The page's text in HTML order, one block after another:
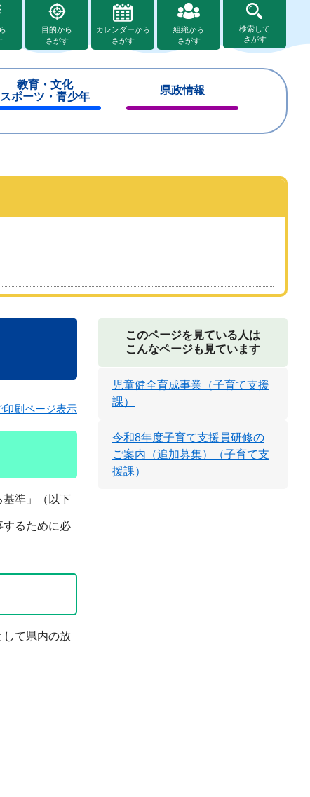
目的から
さがす
カレンダーから
さがす
組織から
さがす
検索して
さがす
教育・文化
スポーツ・青少年
県政情報
じ
印刷ページ表示
準」（以下
るために必
て県内の放
このページを見ている人は
こんなページも見ています
児童健全育成事業（子育て支援
課）
令和8年度子育て支援員研修の
ご案内（追加募集）（子育て支
援課）